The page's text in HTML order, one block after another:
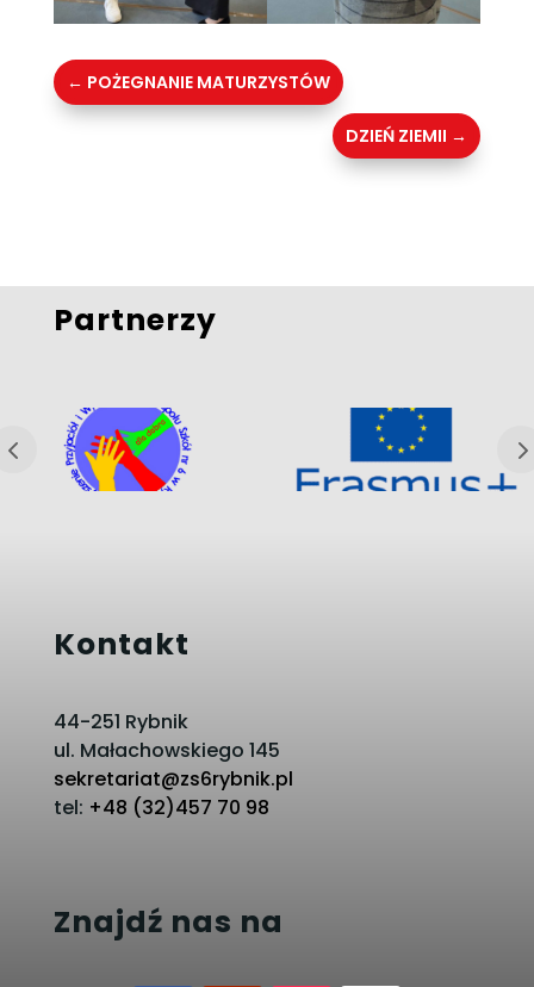
← POŻEGNANIE MATURZYSTÓW
DZIEŃ ZIEMII →
Partnerzy
Kontakt
44-251 Rybnik
ul. Małachowskiego 145
sekretariat@zs6rybnik.pl
tel: +48 (32)457 70 98
Znajdź nas na